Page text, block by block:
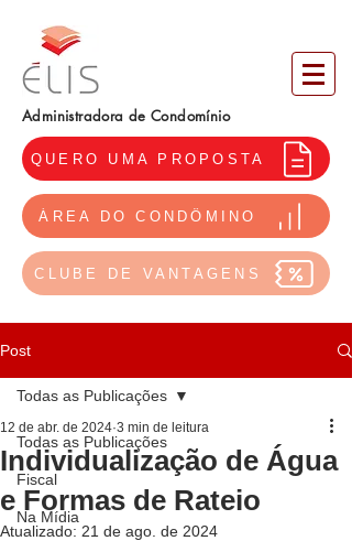
Administradora de Condomínio
QUERO UMA PROPOSTA
ÁREA DO CONDÔMINO
CLUBE DE VANTAGENS
Post
Todas as Publicações
Fiscal
Na Mídia
Todas as Publicações
Individualização de Água
e Formas de Rateio
12 de abr. de 2024 3 min de leitura
Atualizado: 21 de ago. de 2024